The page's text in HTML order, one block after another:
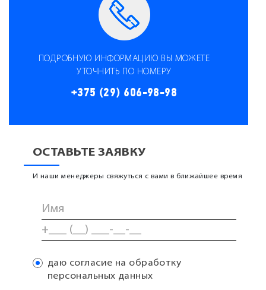
ПОДРОБНУЮ ИНФОРМАЦИЮ ВЫ МОЖЕТЕ
УТОЧНИТЬ ПО НОМЕРУ
+375 (29) 606-98-98
ОСТАВЬТЕ ЗАЯВКУ
И наши менеджеры свяжуться с вами в ближайшее время
даю согласие на обработку
персональных данных